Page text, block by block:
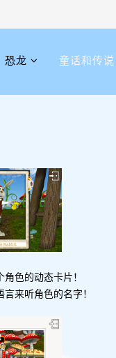
恐龙 童话和传说
色的动态卡片！
来听角色的名字！